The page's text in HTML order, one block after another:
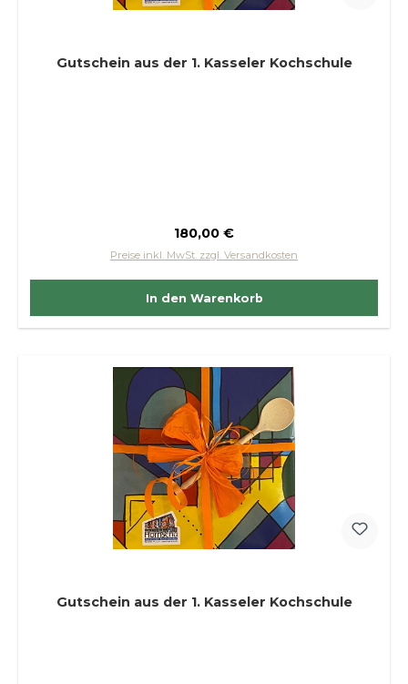
Gutschein aus der 1. Kasseler Kochschule
Regulärer Preis:
180,00 €
Preise inkl. MwSt. zzgl. Versandkosten
In den Warenkorb
Gutschein aus der 1. Kasseler Kochschule